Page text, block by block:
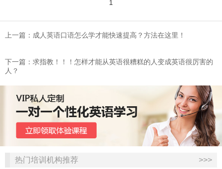
1
上一篇：成人英语口语怎么学才能快速提高？方法在这里！
下一篇：求指教！！！怎样才能从英语很糟糕的人变成英语很厉害的
人？
热门培训机构推荐 >>>